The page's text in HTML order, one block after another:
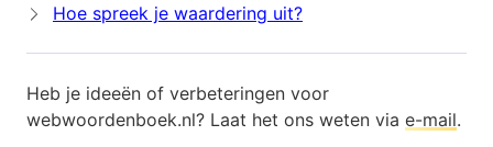
Hoe spreek je waardering uit?
Heb je ideeën of verbeteringen voor
webwoordenboek.nl? Laat het ons weten via e-mail.